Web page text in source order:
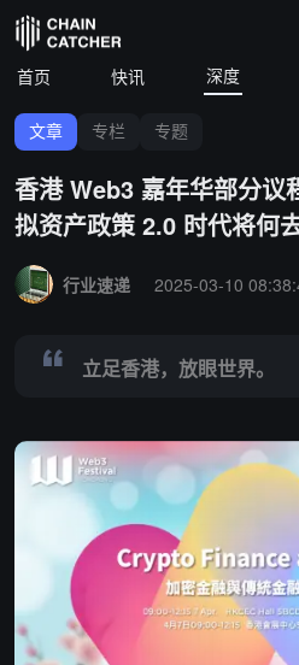
首页 快讯 深度
文章 专栏 专题
香港 Web3 嘉年华部分议
拟资产政策 2.0 时代将何
行业速递
2025-03-10
立足香港，放眼世界。